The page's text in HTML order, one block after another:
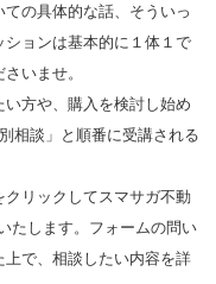
の具体的な話、そういっ
ョンは基本的に１体１で
いませ。
方や、購入を検討し始め
相談」と順番に受講される
リックしてスマサガ不動
たします。フォームの問い
上で、相談したい内容を詳